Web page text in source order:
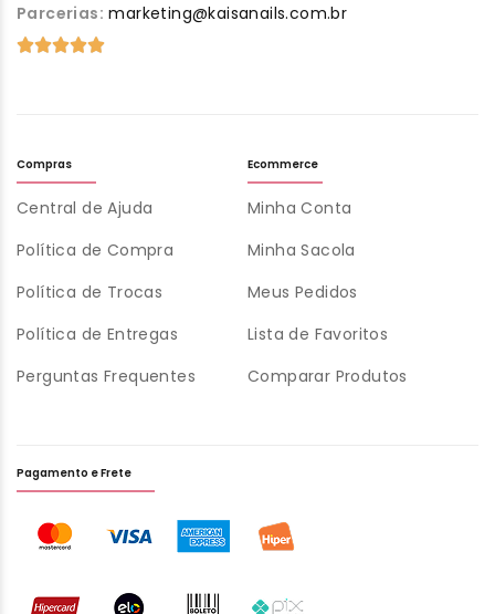
Parcerias: marketing@kaisanails.com.br
Compras
Central de Ajuda
Política de Compra
Política de Trocas
Política de Entregas
Perguntas Frequentes
Ecommerce
Minha Conta
Minha Sacola
Meus Pedidos
Lista de Favoritos
Comparar Produtos
Pagamento e Frete